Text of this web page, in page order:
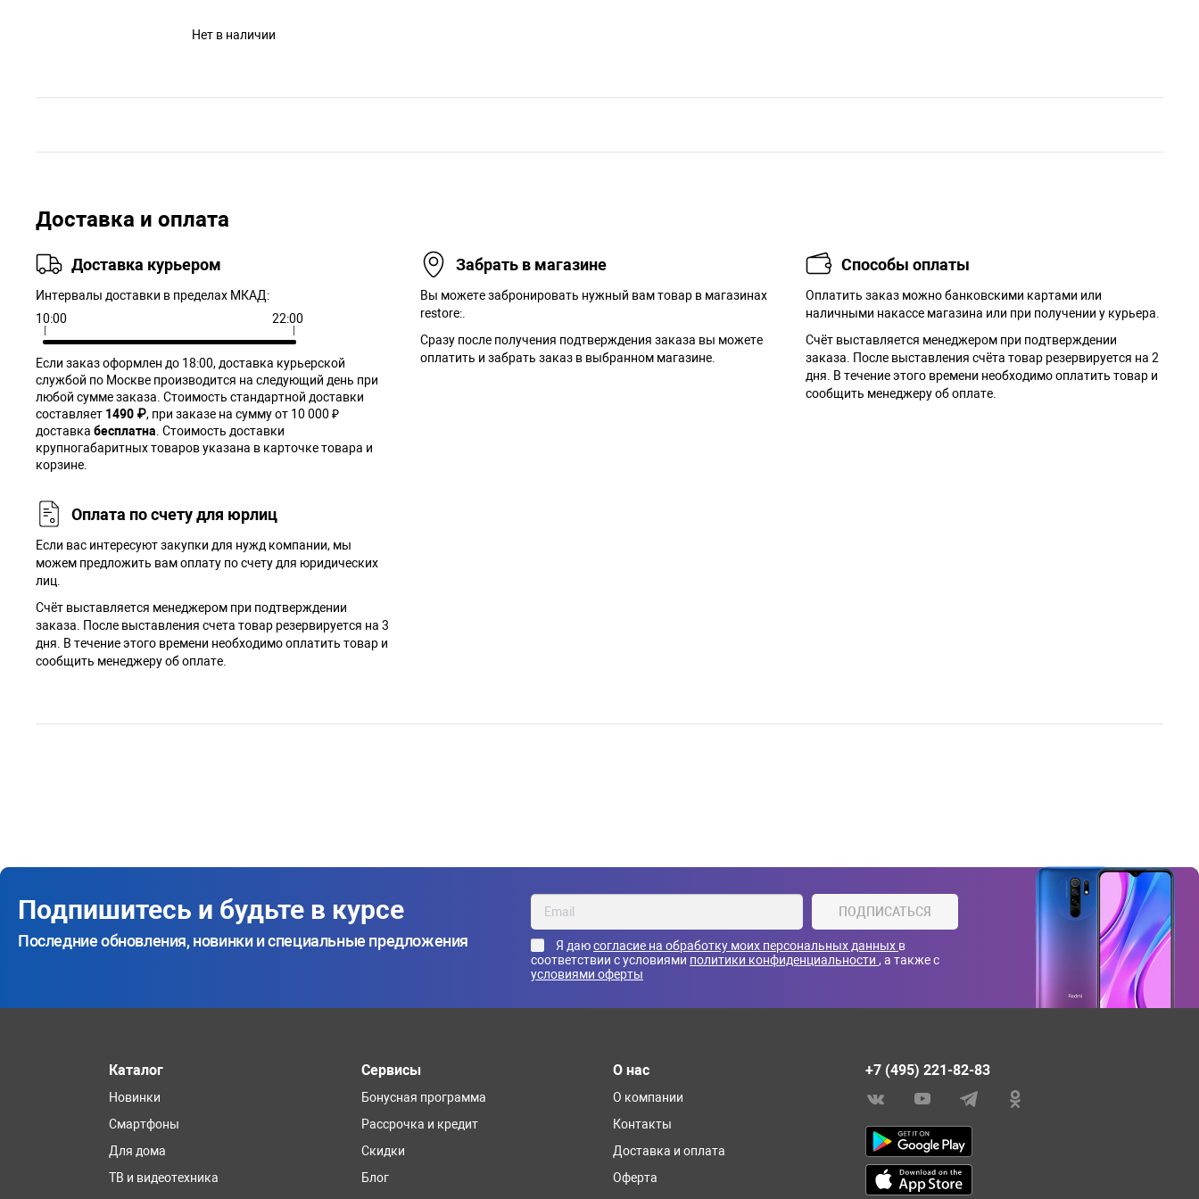
Нет в наличии
Доставка и оплата
Доставка курьером
Интервалы доставки в пределах МКАД:
10:00
22:00
Если заказ оформлен до 18:00, доставка курьерской
службой по Москве производится на следующий день при
любой сумме заказа. Cтоимость стандартной доставки
составляет 1490 ₽, при заказе на сумму от 10 000 ₽
доставка бесплатна . Стоимость доставки
крупногабаритных товаров указана в карточке товара и
корзине.
Забрать в магазине
Вы можете забронировать нужный вам товар в магазинах
restore:.
Сразу после получения подтверждения заказа вы можете
оплатить и забрать заказ в выбранном магазине.
Способы оплаты
Оплатить заказ можно банковскими картами или
наличными накассе магазина или при получении у курьера.
Cчёт выставляется менеджером при подтверждении
заказа. После выставления счёта товар резервируется на 2
дня. В течение этого времени необходимо оплатить товар и
сообщить менеджеру об оплате.
Оплата по счету для юрлиц
Если вас интересуют закупки для нужд компании, мы
можем предложить вам оплату по счету для юридических
лиц.
Счёт выставляется менеджером при подтверждении
заказа. После выставления счета товар резервируется на 3
дня. В течение этого времени необходимо оплатить товар и
сообщить менеджеру об оплате.
Подпишитесь и будьте в курсе
Последние обновления, новинки и специальные предложения
ПОДПИСАТЬСЯ
Я даюсогласие на обработку моих персональных данных в
соответствии с условиями политики конфиденциальности , а также с
условиями оферты
Каталог
Новинки
Смартфоны
Для дома
ТВ и видеотехника
Сервисы
Бонусная программа
Рассрочка и кредит
Скидки
Блог
О нас
О компании
Контакты
Доставка и оплата
Оферта
+7 (495) 221-82-83